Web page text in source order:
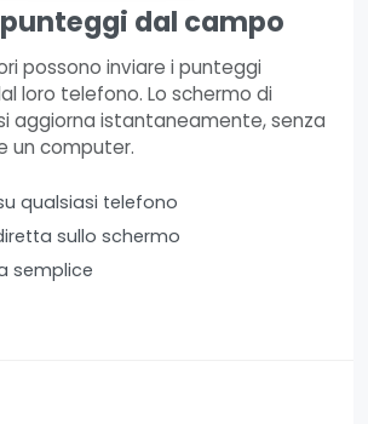
dal campo
possono inviare i punteggi
loro telefono. Lo schermo di
aggiorna istantaneamente, senza
un computer.
qualsiasi telefono
sullo schermo
semplice